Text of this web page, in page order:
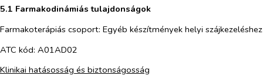
5.1 Farmakodinámiás tulajdonságok
Farmakoterápiás csoport: Egyéb készítmények helyi szájkezeléshez
ATC kód: A01AD02
Klinikai hatásosság és biztonságosság